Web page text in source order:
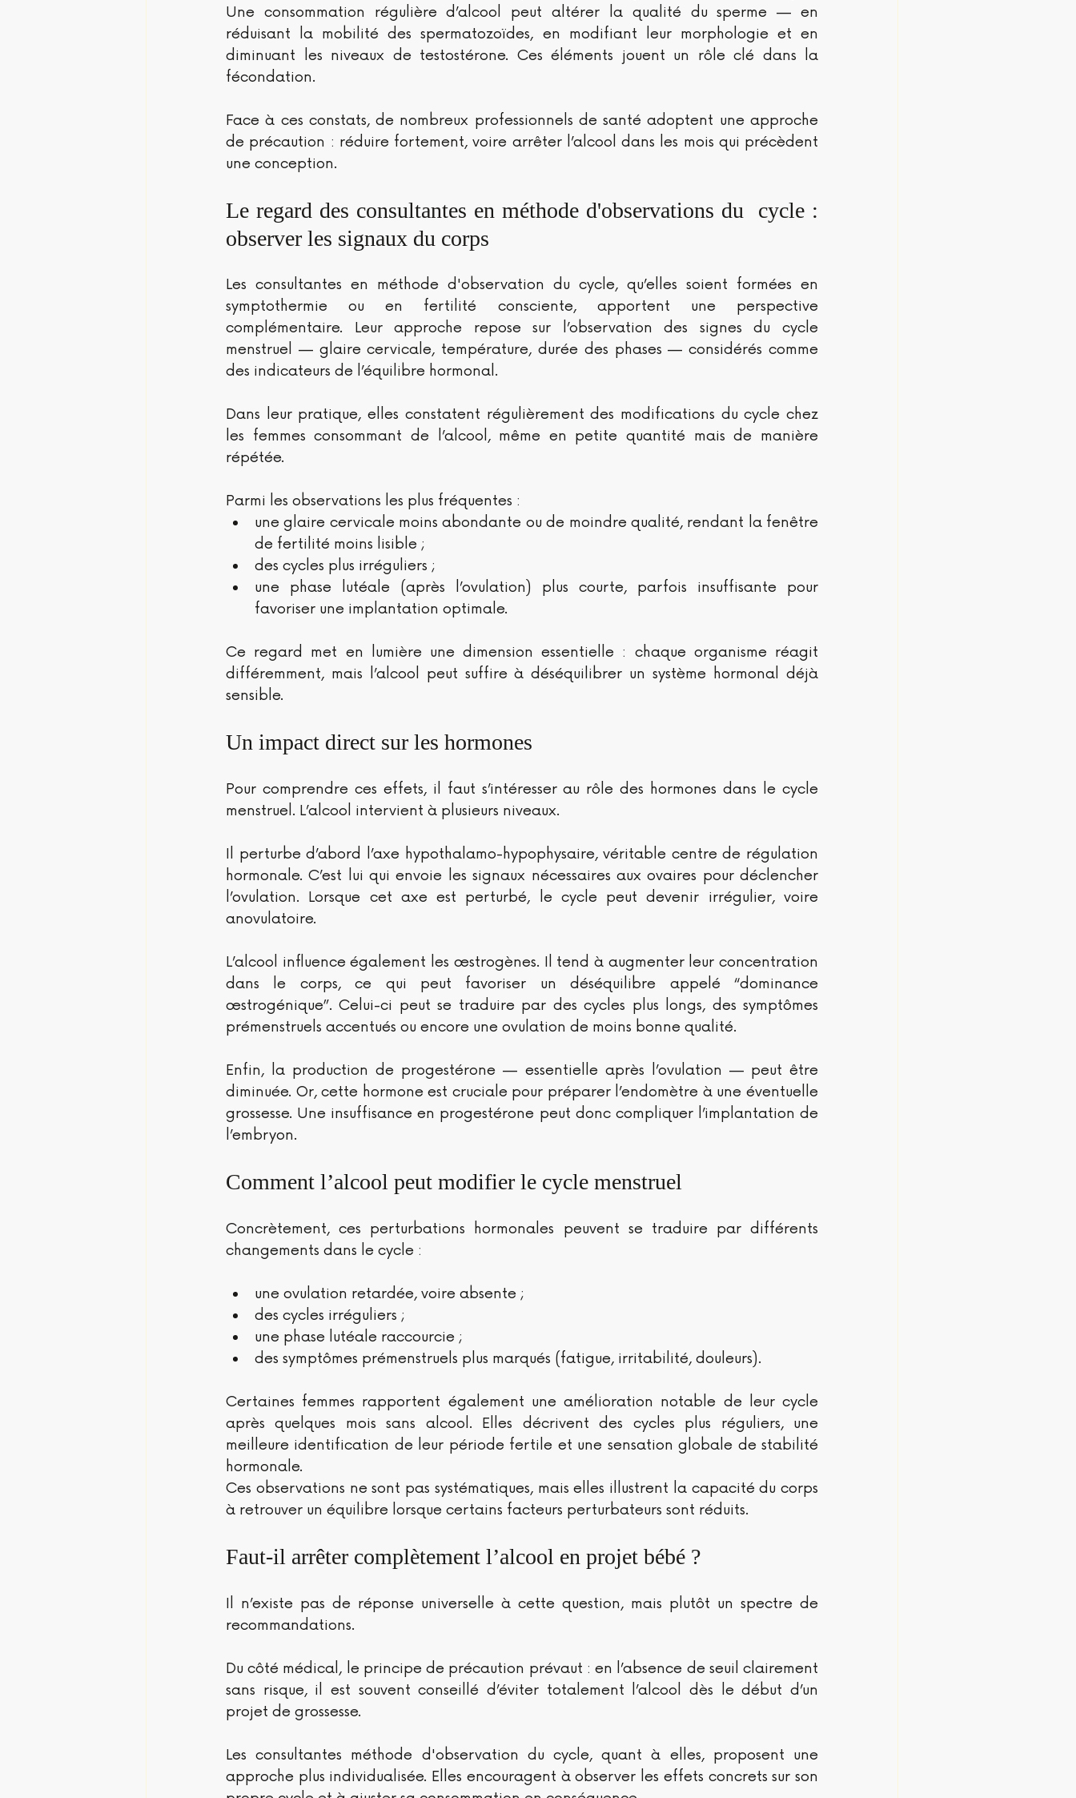
Une consommation régulière d’alcool peut altérer la qualité du sperme — en
réduisant la mobilité des spermatozoïdes, en modifiant leur morphologie et en
diminuant les niveaux de testostérone. Ces éléments jouent un rôle clé dans la
fécondation.
Face à ces constats, de nombreux professionnels de santé adoptent une approche
de précaution : réduire fortement, voire arrêter l’alcool dans les mois qui précèdent
une conception.
Le regard des consultantes en méthode d'observations du  cycle :
observer les signaux du corps
Les consultantes en méthode d'observation du cycle, qu’elles soient formées en
symptothermie ou en fertilité consciente, apportent une perspective
complémentaire. Leur approche repose sur l’observation des signes du cycle
menstruel — glaire cervicale, température, durée des phases — considérés comme
des indicateurs de l’équilibre hormonal.
Dans leur pratique, elles constatent régulièrement des modifications du cycle chez
les femmes consommant de l’alcool, même en petite quantité mais de manière
répétée.
Parmi les observations les plus fréquentes :
une glaire cervicale moins abondante ou de moindre qualité, rendant la fenêtre
de fertilité moins lisible ;
des cycles plus irréguliers ;
une phase lutéale (après l’ovulation) plus courte, parfois insuffisante pour
favoriser une implantation optimale.
Ce regard met en lumière une dimension essentielle : chaque organisme réagit
différemment, mais l’alcool peut suffire à déséquilibrer un système hormonal déjà
sensible.
Un impact direct sur les hormones
Pour comprendre ces effets, il faut s’intéresser au rôle des hormones dans le cycle
menstruel. L’alcool intervient à plusieurs niveaux.
Il perturbe d’abord l’axe hypothalamo-hypophysaire, véritable centre de régulation
hormonale. C’est lui qui envoie les signaux nécessaires aux ovaires pour déclencher
l’ovulation. Lorsque cet axe est perturbé, le cycle peut devenir irrégulier, voire
anovulatoire.
L’alcool influence également les œstrogènes. Il tend à augmenter leur concentration
dans le corps, ce qui peut favoriser un déséquilibre appelé “dominance
œstrogénique”. Celui-ci peut se traduire par des cycles plus longs, des symptômes
prémenstruels accentués ou encore une ovulation de moins bonne qualité.
Enfin, la production de progestérone — essentielle après l’ovulation — peut être
diminuée. Or, cette hormone est cruciale pour préparer l’endomètre à une éventuelle
grossesse. Une insuffisance en progestérone peut donc compliquer l’implantation de
l’embryon.
Comment l’alcool peut modifier le cycle menstruel
Concrètement, ces perturbations hormonales peuvent se traduire par différents
changements dans le cycle :
une ovulation retardée, voire absente ;
des cycles irréguliers ;
une phase lutéale raccourcie ;
des symptômes prémenstruels plus marqués (fatigue, irritabilité, douleurs).
Certaines femmes rapportent également une amélioration notable de leur cycle
après quelques mois sans alcool. Elles décrivent des cycles plus réguliers, une
meilleure identification de leur période fertile et une sensation globale de stabilité
hormonale.
Ces observations ne sont pas systématiques, mais elles illustrent la capacité du corps
à retrouver un équilibre lorsque certains facteurs perturbateurs sont réduits.
Faut-il arrêter complètement l’alcool en projet bébé ?
Il n’existe pas de réponse universelle à cette question, mais plutôt un spectre de
recommandations.
Du côté médical, le principe de précaution prévaut : en l’absence de seuil clairement
sans risque, il est souvent conseillé d’éviter totalement l’alcool dès le début d’un
projet de grossesse.
Les consultantes méthode d'observation du cycle, quant à elles, proposent une
approche plus individualisée. Elles encouragent à observer les effets concrets sur son